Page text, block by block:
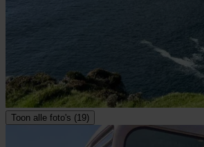
Toon alle foto's (19)